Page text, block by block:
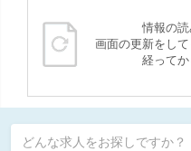
情報の読
画面の更新をし
経ってか
どんな求人をお探しですか？